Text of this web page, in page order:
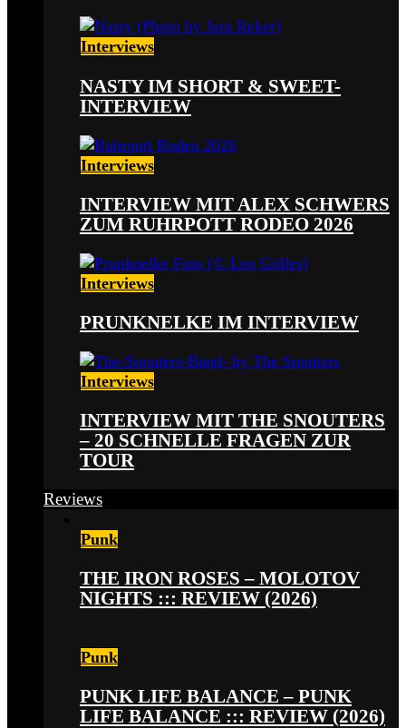
Interviews
NASTY IM SHORT & SWEET-
INTERVIEW
Interviews
INTERVIEW MIT ALEX SCHWERS
ZUM RUHRPOTT RODEO 2026
Interviews
PRUNKNELKE IM INTERVIEW
Interviews
INTERVIEW MIT THE SNOUTERS
– 20 SCHNELLE FRAGEN ZUR
TOUR
Reviews
Punk
THE IRON ROSES – MOLOTOV
NIGHTS ::: REVIEW (2026)
Punk
PUNK LIFE BALANCE – PUNK
LIFE BALANCE ::: REVIEW (2026)